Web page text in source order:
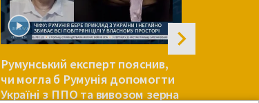
Румунський експерт пояснив,
чи могла б Румунія допомогти
Україні з ППО та вивозом зерна